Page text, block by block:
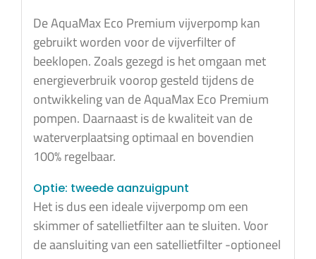
De AquaMax Eco Premium vijverpomp kan
gebruikt worden voor de vijverfilter of
beeklopen. Zoals gezegd is het omgaan met
energieverbruik voorop gesteld tijdens de
ontwikkeling van de AquaMax Eco Premium
pompen. Daarnaast is de kwaliteit van de
waterverplaatsing optimaal en bovendien
100% regelbaar.
Optie: tweede aanzuigpunt
Het is dus een ideale vijverpomp om een
skimmer of satellietfilter aan te sluiten. Voor
de aansluiting van een satellietfilter -optioneel